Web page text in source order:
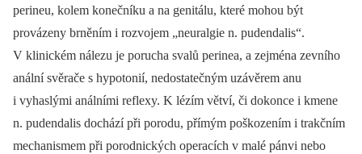
perineu, kolem konečníku a na genitálu, které mohou být
provázeny brněním i rozvojem „neuralgie n. pudendalis“.
V klinickém nálezu je porucha svalů perinea, a zejména zevního
anální svěrače s hypotonií, nedostatečným uzávěrem anu
i vyhaslými análními reflexy. K lézím větví, či dokonce i kmene
n. pudendalis dochází při porodu, přímým poškozením i trakčním
mechanismem při porodnických operacích v malé pánvi nebo